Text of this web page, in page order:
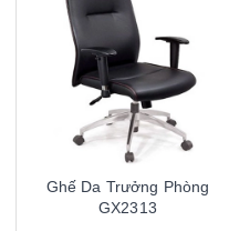
Ghế Da Trưởng Phòng
GX2313